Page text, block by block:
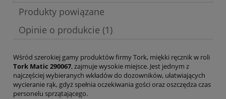
Produkty powiązane
Opinie o produkcie (1)
Wśród szerokiej gamy produktów firmy Tork, miękki ręcznik w roli
Tork Matic 290067, zajmuje wysokie miejsce. Jest jednym z
najczęściej wybieranych wkładów do dozowników, ułatwiających
wycieranie rąk, gdyż spełnia oczekiwania gości oraz oszczędza czas
personelu sprzątającego.